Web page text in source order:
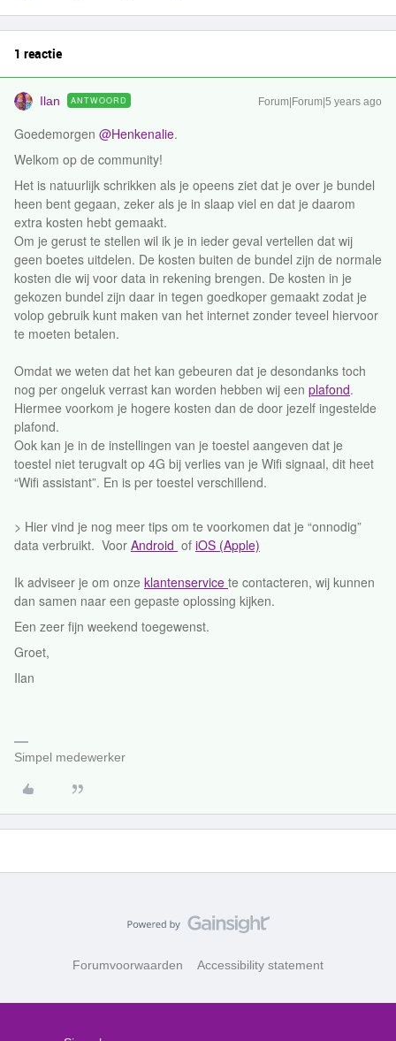
1 reactie
Ilan ANTWOORD Forum|Forum|5 years ago
Goedemorgen @Henkenalie.
Welkom op de community!
Het is natuurlijk schrikken als je opeens ziet dat je over je bundel
heen bent gegaan, zeker als je in slaap viel en dat je daarom
extra kosten hebt gemaakt.
Om je gerust te stellen wil ik je in ieder geval vertellen dat wij
geen boetes uitdelen. De kosten buiten de bundel zijn de normale
kosten die wij voor data in rekening brengen. De kosten in je
gekozen bundel zijn daar in tegen goedkoper gemaakt zodat je
volop gebruik kunt maken van het internet zonder teveel hiervoor
te moeten betalen.
Omdat we weten dat het kan gebeuren dat je desondanks toch
nog per ongeluk verrast kan worden hebben wij een plafond.
Hiermee voorkom je hogere kosten dan de door jezelf ingestelde
plafond.
Ook kan je in de instellingen van je toestel aangeven dat je
toestel niet terugvalt op 4G bij verlies van je Wifi signaal, dit heet
“Wifi assistant”. En is per toestel verschillend.
> Hier vind je nog meer tips om te voorkomen dat je “onnodig”
data verbruikt. Voor Android of iOS (Apple)
Ik adviseer je om onze klantenservice te contacteren, wij kunnen
dan samen naar een gepaste oplossing kijken.
Een zeer fijn weekend toegewenst.
Groet,
Ilan
Simpel medewerker
Forumvoorwaarden Accessibility statement